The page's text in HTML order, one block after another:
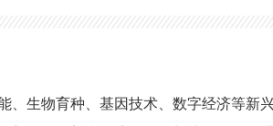
、生物育种、基因技术、数字经济等新